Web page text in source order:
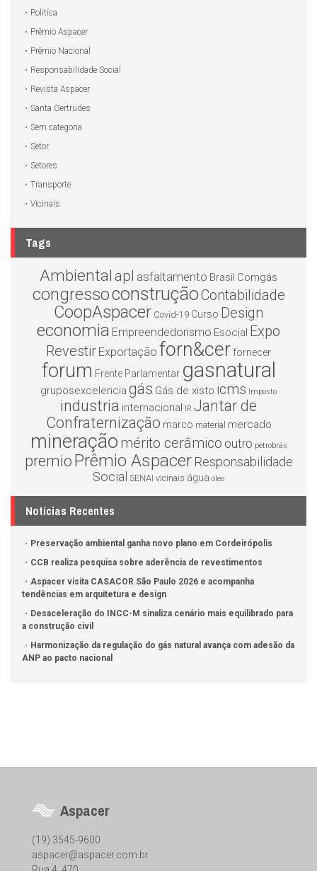
Politíca
Prêmio Aspacer
Prêmio Nacional
Responsabilidade Social
Revista Aspacer
Santa Gertrudes
Sem categoria
Setor
Setores
Transporte
Vicinais
Tags
Ambiental apl asfaltamento Brasil Comgás
congressoconstruçãoContabilidade
CoopAspacer Covid-19 Curso Design
economia Empreendedorismo Esocial Expo
Revestir Exportação forn&cer fornecer
forum Frente Parlamentar gasnatural
gruposexcelencia gás Gás de xisto icms Imposto
industria internacional IR Jantar de
Confraternização marco material mercado
mineração mérito cerâmico outro petrobrás
premio Prêmio Aspacer Responsabilidade
Social SENAI vicinais água óleo
Notícias Recentes
Preservação ambiental ganha novo plano em Cordeirópolis
CCB realiza pesquisa sobre aderência de revestimentos
Aspacer visita CASACOR São Paulo 2026 e acompanha
tendências em arquitetura e design
Desaceleração do INCC-M sinaliza cenário mais equilibrado para
a construção civil
Harmonização da regulação do gás natural avança com adesão da
ANP ao pacto nacional
Aspacer
(19) 3545-9600
aspacer@aspacer.com.br